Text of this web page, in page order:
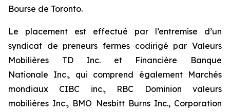
Bourse de Toronto.
Le placement est effectué par l’entremise d’un
syndicat de preneurs fermes codirigé par Valeurs
Mobilières TD Inc. et Financière Banque
Nationale Inc., qui comprend également Marchés
mondiaux CIBC inc., RBC Dominion valeurs
mobilières Inc., BMO Nesbitt Burns Inc., Corporation